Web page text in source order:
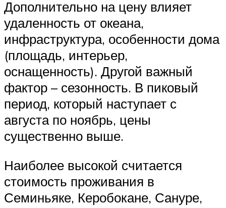
Дополнительно на цену влияет
удаленность от океана,
инфраструктура, особенности дома
(площадь, интерьер,
оснащенность). Другой важный
фактор – сезонность. В пиковый
период, который наступает с
августа по ноябрь, цены
существенно выше.
Наиболее высокой считается
стоимость проживания в
Семиньяке, Керобокане, Сануре,